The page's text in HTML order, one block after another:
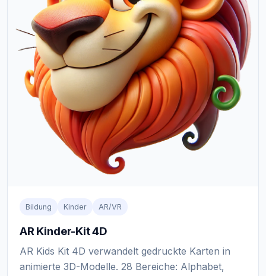
Bildung Kinder AR/VR
AR Kinder-Kit 4D
AR Kids Kit 4D verwandelt gedruckte Karten in
animierte 3D-Modelle. 28 Bereiche: Alphabet,